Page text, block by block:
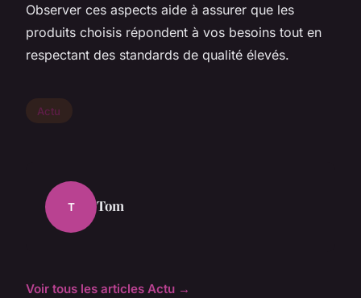
Observer ces aspects aide à assurer que les
produits choisis répondent à vos besoins tout en
respectant des standards de qualité élevés.
Actu
T Tom
Voir tous les articles Actu →